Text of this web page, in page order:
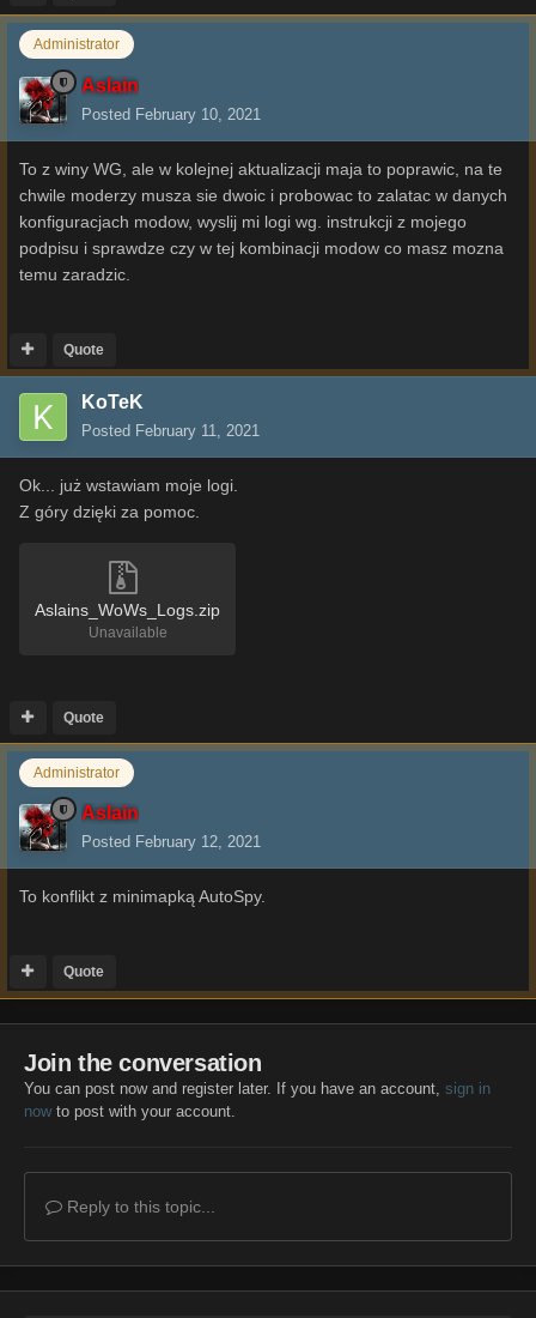
Administrator
Aslain
Posted February 10, 2021
To z winy WG, ale w kolejnej aktualizacji maja to poprawic, na te
chwile moderzy musza sie dwoic i probowac to zalatac w danych
konfiguracjach modow, wyslij mi logi wg. instrukcji z mojego
podpisu i sprawdze czy w tej kombinacji modow co masz mozna
temu zaradzic.
Quote
KoTeK
Posted February 11, 2021
Ok... już wstawiam moje logi.
Z góry dzięki za pomoc.
Aslains_WoWs_Logs.zip
Unavailable
Quote
Administrator
Aslain
Posted February 12, 2021
To konflikt z minimapką AutoSpy.
Quote
Join the conversation
You can post now and register later. If you have an account, sign in
nowto post with your account.
Reply to this topic...